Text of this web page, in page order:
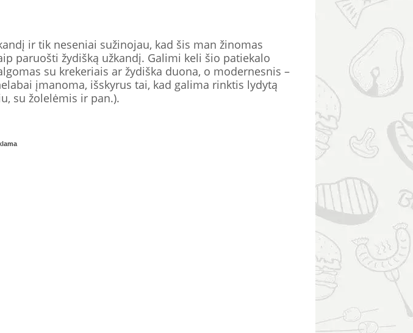
ir tik neseniai sužinojau, kad šis man žinomas
paruošti žydišką užkandį. Galimi keli šio patiekalo
su krekeriais ar žydiška duona, o modernesnis –
įmanoma, išskyrus tai, kad galima rinktis lydytą
su žolelėmis ir pan.).